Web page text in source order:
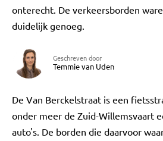
onterecht. De verkeersborden
duidelijk genoeg.
Geschreven door
Temmie van Uden
De Van Berckelstraat is een
onder meer de Zuid-Willemsvaart
auto's. De borden die daarvoor